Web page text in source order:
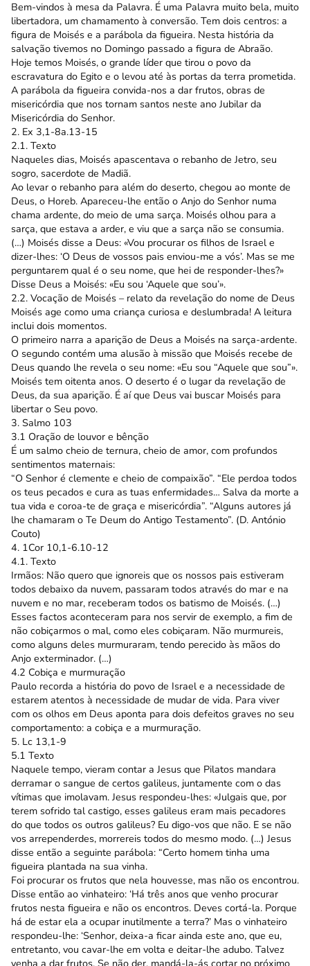
Bem-vindos à mesa da Palavra. É uma Palavra muito bela, muito
libertadora, um chamamento à conversão. Tem dois centros: a
figura de Moisés e a parábola da figueira. Nesta história da
salvação tivemos no Domingo passado a figura de Abraão.
Hoje temos Moisés, o grande líder que tirou o povo da
escravatura do Egito e o levou até às portas da terra prometida.
A parábola da figueira convida-nos a dar frutos, obras de
misericórdia que nos tornam santos neste ano Jubilar da
Misericórdia do Senhor.
2. Ex 3,1-8a.13-15
2.1. Texto
Naqueles dias, Moisés apascentava o rebanho de Jetro, seu
sogro, sacerdote de Madiã.
Ao levar o rebanho para além do deserto, chegou ao monte de
Deus, o Horeb. Apareceu-lhe então o Anjo do Senhor numa
chama ardente, do meio de uma sarça. Moisés olhou para a
sarça, que estava a arder, e viu que a sarça não se consumia.
(…) Moisés disse a Deus: «Vou procurar os filhos de Israel e
dizer-lhes: ‘O Deus de vossos pais enviou-me a vós’. Mas se me
perguntarem qual é o seu nome, que hei de responder-lhes?»
Disse Deus a Moisés: «Eu sou ‘Aquele que sou’».
2.2. Vocação de Moisés – relato da revelação do nome de Deus
Moisés age como uma criança curiosa e deslumbrada! A leitura
inclui dois momentos.
O primeiro narra a aparição de Deus a Moisés na sarça-ardente.
O segundo contém uma alusão à missão que Moisés recebe de
Deus quando lhe revela o seu nome: «Eu sou “Aquele que sou”».
Moisés tem oitenta anos. O deserto é o lugar da revelação de
Deus, da sua aparição. É aí que Deus vai buscar Moisés para
libertar o Seu povo.
3. Salmo 103
3.1 Oração de louvor e bênção
É um salmo cheio de ternura, cheio de amor, com profundos
sentimentos maternais:
“O Senhor é clemente e cheio de compaixão”. “Ele perdoa todos
os teus pecados e cura as tuas enfermidades… Salva da morte a
tua vida e coroa-te de graça e misericórdia”. “Alguns autores já
lhe chamaram o Te Deum do Antigo Testamento”. (D. António
Couto)
4. 1Cor 10,1-6.10-12
4.1. Texto
Irmãos: Não quero que ignoreis que os nossos pais estiveram
todos debaixo da nuvem, passaram todos através do mar e na
nuvem e no mar, receberam todos os batismo de Moisés. (…)
Esses factos aconteceram para nos servir de exemplo, a fim de
não cobiçarmos o mal, como eles cobiçaram. Não murmureis,
como alguns deles murmuraram, tendo perecido às mãos do
Anjo exterminador. (…)
4.2 Cobiça e murmuração
Paulo recorda a história do povo de Israel e a necessidade de
estarem atentos à necessidade de mudar de vida. Para viver
com os olhos em Deus aponta para dois defeitos graves no seu
comportamento: a cobiça e a murmuração.
5. Lc 13,1-9
5.1 Texto
Naquele tempo, vieram contar a Jesus que Pilatos mandara
derramar o sangue de certos galileus, juntamente com o das
vítimas que imolavam. Jesus respondeu-lhes: «Julgais que, por
terem sofrido tal castigo, esses galileus eram mais pecadores
do que todos os outros galileus? Eu digo-vos que não. E se não
vos arrependerdes, morrereis todos do mesmo modo. (…) Jesus
disse então a seguinte parábola: “Certo homem tinha uma
figueira plantada na sua vinha.
Foi procurar os frutos que nela houvesse, mas não os encontrou.
Disse então ao vinhateiro: ‘Há três anos que venho procurar
frutos nesta figueira e não os encontros. Deves cortá-la. Porque
há de estar ela a ocupar inutilmente a terra?’ Mas o vinhateiro
respondeu-lhe: ‘Senhor, deixa-a ficar ainda este ano, que eu,
entretanto, vou cavar-lhe em volta e deitar-lhe adubo. Talvez
venha a dar frutos. Se não der, mandá-la-ás cortar no próximo